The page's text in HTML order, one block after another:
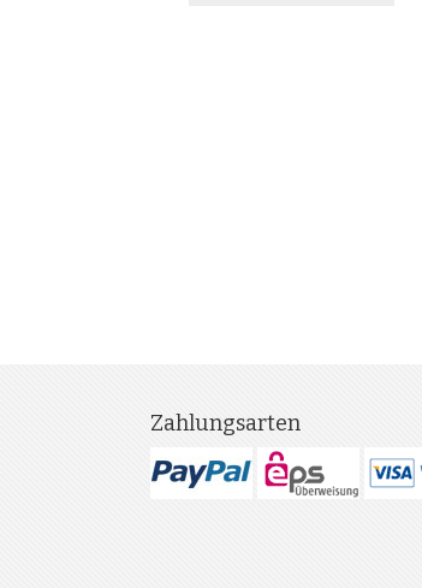
Zahlungsarten